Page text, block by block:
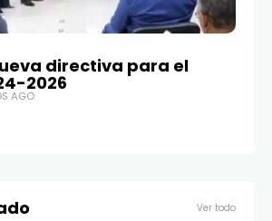
directiva para el
2026
AGO
Ver todo